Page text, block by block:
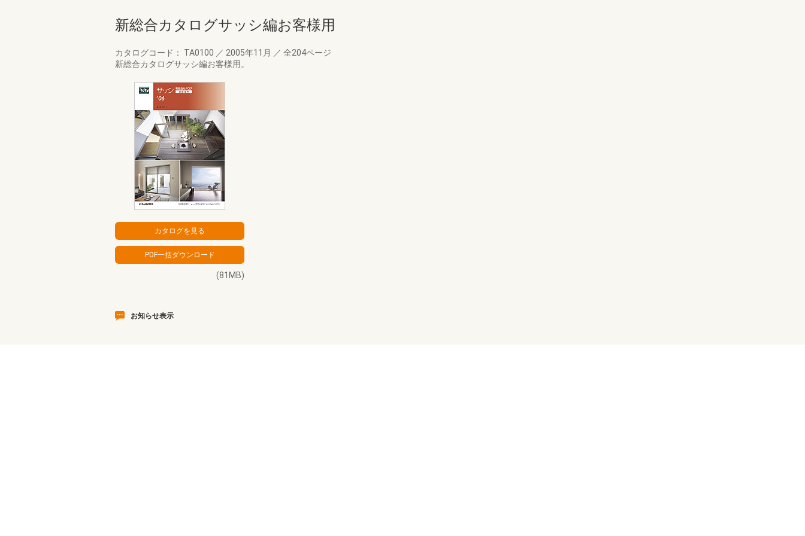
新総合カタログサッシ編お客様用
カタログコード： TA0100 ／ 2005年11月 ／ 全204ページ
新総合カタログサッシ編お客様用。
(81MB)
お知らせ表示